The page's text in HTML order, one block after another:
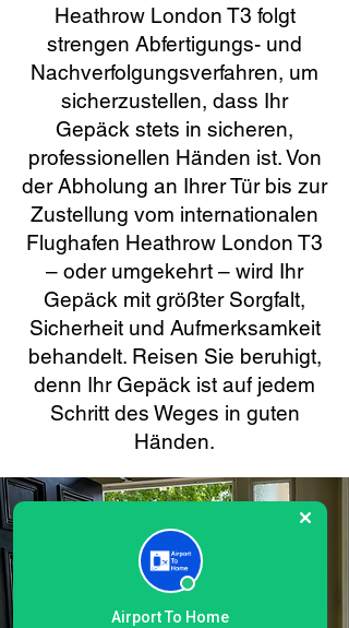
Heathrow London T3 folgt
strengen Abfertigungs- und
Nachverfolgungsverfahren, um
sicherzustellen, dass Ihr
Gepäck stets in sicheren,
professionellen Händen ist. Von
der Abholung an Ihrer Tür bis zur
Zustellung vom internationalen
Flughafen Heathrow London T3
– oder umgekehrt – wird Ihr
Gepäck mit größter Sorgfalt,
Sicherheit und Aufmerksamkeit
behandelt. Reisen Sie beruhigt,
denn Ihr Gepäck ist auf jedem
Schritt des Weges in guten
Händen.
Airport To Home